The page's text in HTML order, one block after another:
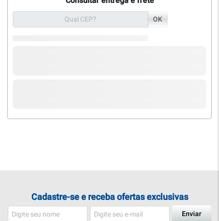
OK
Cadastre-se e receba ofertas exclusivas
Enviar